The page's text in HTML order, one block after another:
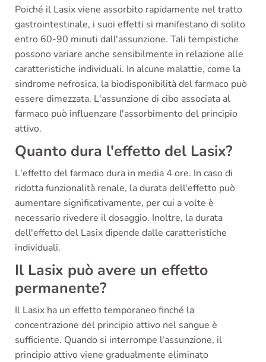
Poiché il Lasix viene assorbito rapidamente nel tratto
gastrointestinale, i suoi effetti si manifestano di solito
entro 60-90 minuti dall'assunzione. Tali tempistiche
possono variare anche sensibilmente in relazione alle
caratteristiche individuali. In alcune malattie, come la
sindrome nefrosica, la biodisponibilità del farmaco può
essere dimezzata. L'assunzione di cibo associata al
farmaco può influenzare l'assorbimento del principio
attivo.
Quanto dura l'effetto del Lasix?
L'effetto del farmaco dura in media 4 ore. In caso di
ridotta funzionalità renale, la durata dell'effetto può
aumentare significativamente, per cui a volte è
necessario rivedere il dosaggio. Inoltre, la durata
dell'effetto del Lasix dipende dalle caratteristiche
individuali.
Il Lasix può avere un effetto
permanente?
Il Lasix ha un effetto temporaneo finché la
concentrazione del principio attivo nel sangue è
sufficiente. Quando si interrompe l'assunzione, il
principio attivo viene gradualmente eliminato